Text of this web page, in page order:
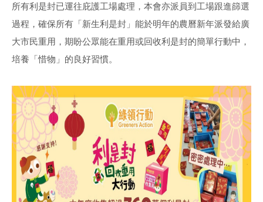
所有利是封已運往庇護工場處理，本會亦派員到工場跟進篩選
過程，確保所有「新生利是封」能於明年的農曆新年派發給廣
大市民重用，期盼公眾能在重用或回收利是封的簡單行動中，
培養「惜物」的良好習慣。